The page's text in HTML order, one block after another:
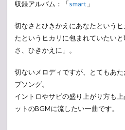
新婦
編
8
番外
結婚
式に
使う
のは
意な
収録アルバム：「smart 」
切なさとひきかえにあなたという
たというヒカリに包まれていたい
さ、ひきかえに」。
切ないメロディですが、とてもあ
ブソング。
イントロやサビの盛り上がり方も
ットのBGMに流したい一曲です。